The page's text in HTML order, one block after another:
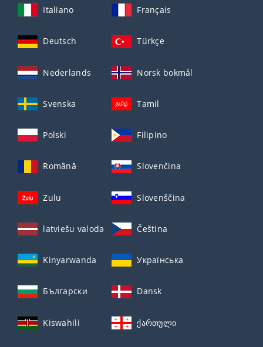
Italiano Français
Deutsch Türkçe
Nederlands Norsk bokmål
Svenska Tamil
Polski Filipino
Română Slovenčina
Zulu Slovenščina
latviešu valoda Čeština
Kinyarwanda Українська
Български Dansk
Kiswahili ქართული